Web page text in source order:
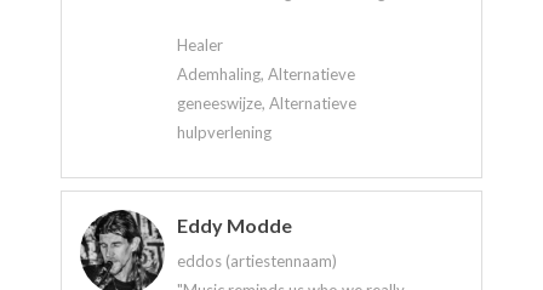
Healer
Ademhaling, Alternatieve
geneeswijze, Alternatieve
hulpverlening
Eddy Modde
eddos (artiestennaam)